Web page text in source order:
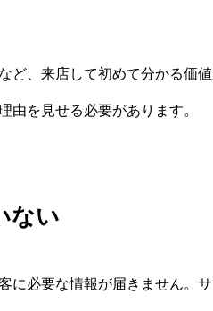
ど、来店して初めて分かる価
由を見せる必要があります。
ない
に必要な情報が届きません。